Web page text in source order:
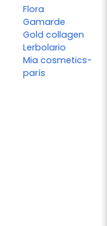
Flora
Gamarde
Gold collagen
Lerbolario
Mia cosmetics-
parís